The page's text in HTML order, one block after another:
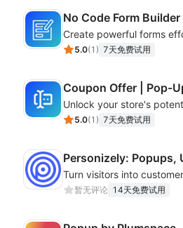
No Code Form Builder
5.0(1 ) 7天免费试用
5.0(1 ) 7天免费试用
暂无评论 14天免费试用